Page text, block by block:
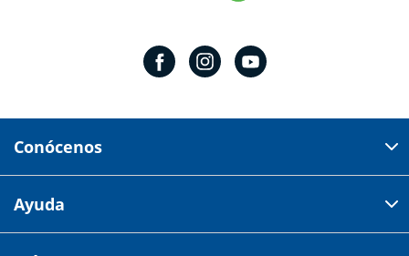
Conócenos
Av 18 de marzo # 309. Colonia la Nogalera.
Ayuda